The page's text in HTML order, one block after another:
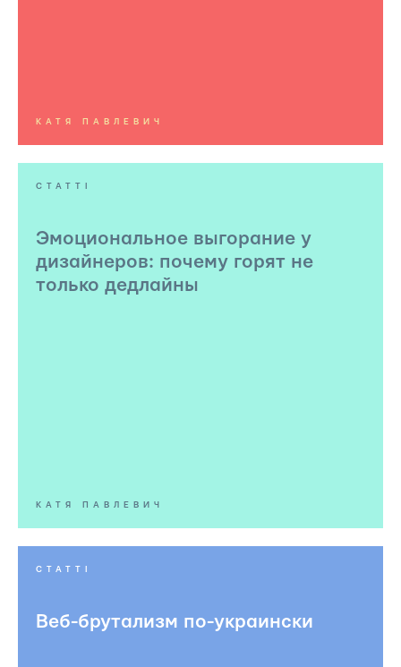
КАТЯ ПАВЛЕВИЧ
СТАТТІ
Эмоциональное выгорание у
дизайнеров: почему горят не
только дедлайны
КАТЯ ПАВЛЕВИЧ
СТАТТІ
Веб-брутализм по-украински